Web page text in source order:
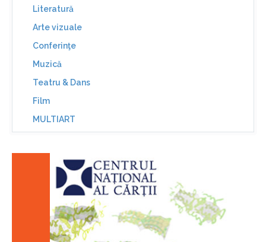
Literatură
Arte vizuale
Conferinţe
Muzică
Teatru & Dans
Film
MULTIART